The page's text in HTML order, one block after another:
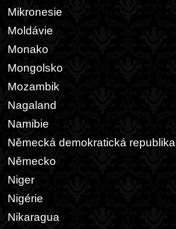
Mikronesie
Moldávie
Monako
Mongolsko
Mozambik
Nagaland
Namibie
Německá demokratická republika
Německo
Niger
Nigérie
Nikaragua